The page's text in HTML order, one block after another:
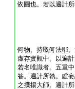
依圓也。若以遍計
何物。持取何法耶
虛存實觀中。以遍
若名唯識者。五重
答。遍計所執。虛
之撲揚大師。遍計